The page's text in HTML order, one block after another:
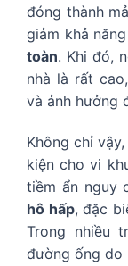
đóng thành
giảm khả
toàn. Khi đó,
nhà là rất
và ảnh hưởng
Không chỉ
kiện cho vi
tiềm ẩn nguy
hô hấp, đặc
Trong nhiều
đường ống do